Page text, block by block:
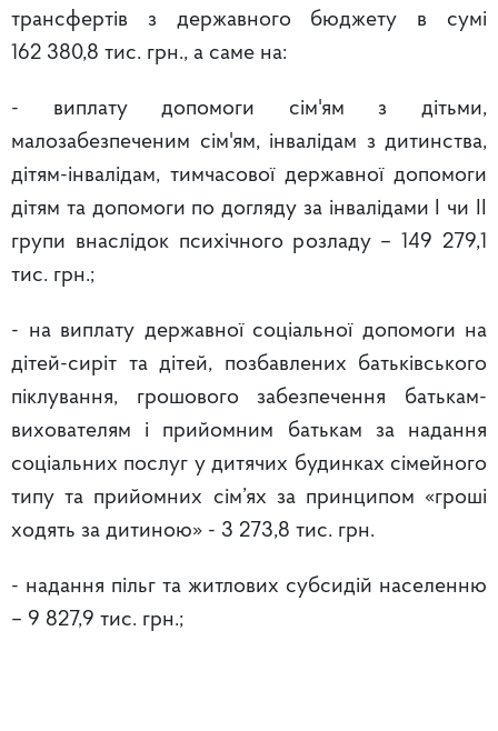
трансфертів з державного бюджету в сумі
162 380,8 тис. грн., а саме на:
- виплату допомоги сім'ям з дітьми,
малозабезпеченим сім'ям, інвалідам з дитинства,
дітям-інвалідам, тимчасової державної допомоги
дітям та допомоги по догляду за інвалідами I чи II
групи внаслідок психічного розладу – 149 279,1
тис. грн.;
- на виплату державної соціальної допомоги на
дітей-сиріт та дітей, позбавлених батьківського
піклування, грошового забезпечення батькам-
вихователям і прийомним батькам за надання
соціальних послуг у дитячих будинках сімейного
типу та прийомних сім’ях за принципом «гроші
ходять за дитиною» - 3 273,8 тис. грн.
- надання пільг та житлових субсидій населенню
– 9 827,9 тис. грн.;